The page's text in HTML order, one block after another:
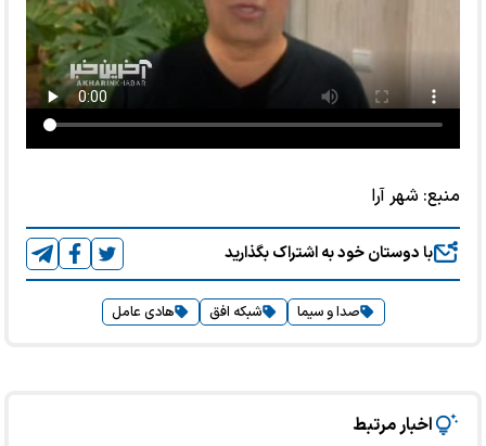
منبع: شهر آرا
با دوستان خود به اشتراک بگذارید
صدا و سیما شبکه افق هادی عامل
اخبار مرتبط